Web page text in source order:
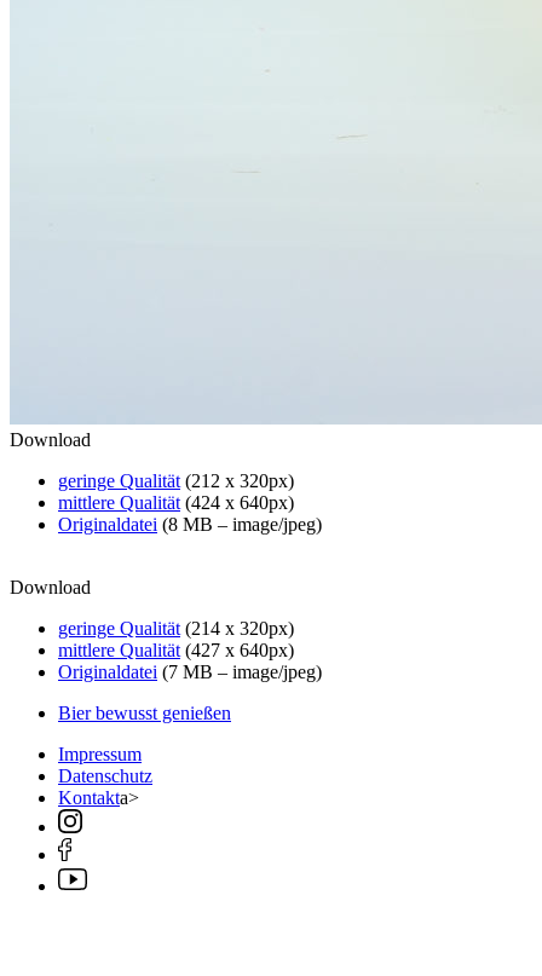
Download
geringe Qualität (212 x 320px)
mittlere Qualität (424 x 640px)
Originaldatei (8 MB – image/jpeg)
Download
geringe Qualität (214 x 320px)
mittlere Qualität (427 x 640px)
Originaldatei (7 MB – image/jpeg)
Bier bewusst genießen
Impressum
Datenschutz
Kontakta>